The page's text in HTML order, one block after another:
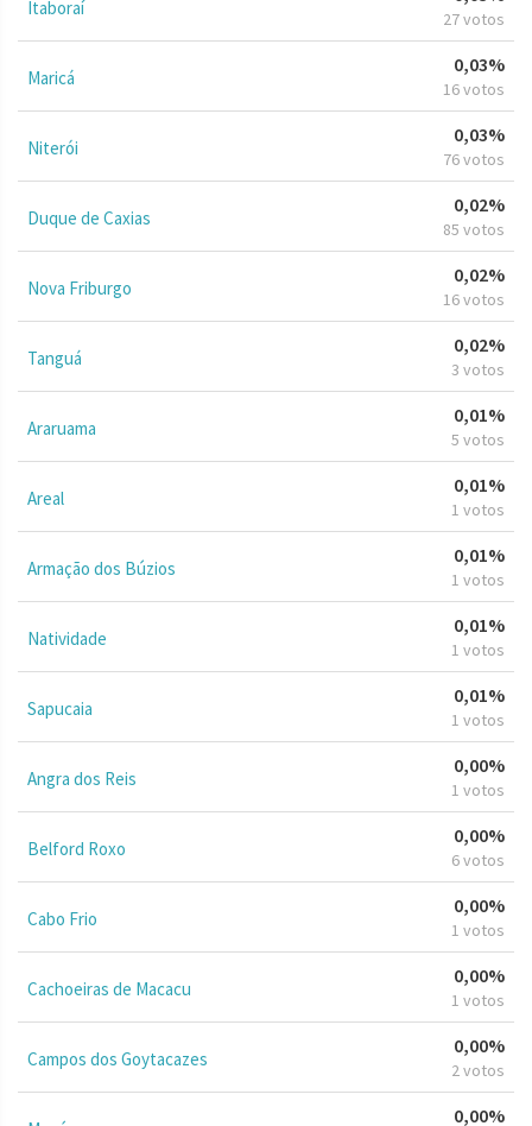
Itaboraí 27 votos
Maricá
0,03%
16 votos
Niterói
0,03%
76 votos
Duque de Caxias
0,02%
85 votos
Nova Friburgo
0,02%
16 votos
Tanguá
0,02%
3 votos
Araruama
0,01%
5 votos
Areal
0,01%
1 votos
Armação dos Búzios
0,01%
1 votos
Natividade
0,01%
1 votos
Sapucaia
0,01%
1 votos
Angra dos Reis
0,00%
1 votos
Belford Roxo
0,00%
6 votos
Cabo Frio
0,00%
1 votos
Cachoeiras de Macacu
0,00%
1 votos
Campos dos Goytacazes
0,00%
2 votos
0,00%